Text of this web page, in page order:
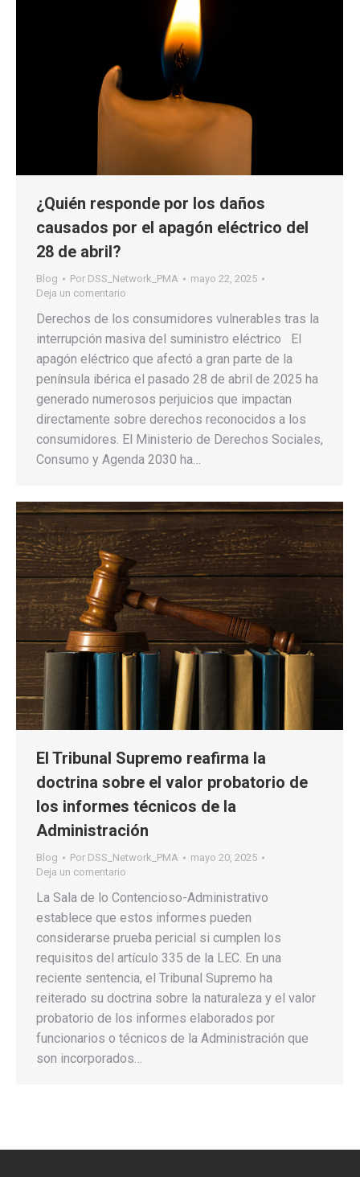
¿Quién responde por los daños
causados por el apagón eléctrico del
28 de abril?
Blog Por DSS_Network_PMA
mayo 22, 2025
Deja un comentario
Derechos de los consumidores vulnerables tras la
interrupción masiva del suministro eléctrico El
apagón eléctrico que afectó a gran parte de la
península ibérica el pasado 28 de abril de 2025 ha
generado numerosos perjuicios que impactan
directamente sobre derechos reconocidos a los
consumidores. El Ministerio de Derechos Sociales,
Consumo y Agenda 2030 ha…
El Tribunal Supremo reafirma la
doctrina sobre el valor probatorio de
los informes técnicos de la
Administración
Blog Por DSS_Network_PMA
mayo 20, 2025
Deja un comentario
La Sala de lo Contencioso-Administrativo
establece que estos informes pueden
considerarse prueba pericial si cumplen los
requisitos del artículo 335 de la LEC. En una
reciente sentencia, el Tribunal Supremo ha
reiterado su doctrina sobre la naturaleza y el valor
probatorio de los informes elaborados por
funcionarios o técnicos de la Administración que
son incorporados…